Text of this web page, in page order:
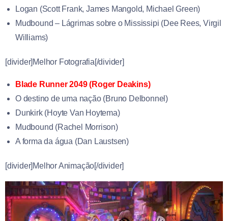
Logan (Scott Frank,James Mangold, Michael Green)
Mudbound – Lágrimas sobre o Mississipi (Dee Rees,Virgil
Williams)
[divider]Melhor Fotografia[/divider]
Blade Runner 2049 (Roger Deakins)
O destino de uma nação (Bruno Delbonnel)
Dunkirk (Hoyte Van Hoytema)
Mudbound (Rachel Morrison)
A forma da água (Dan Laustsen)
[divider]Melhor Animação[/divider]